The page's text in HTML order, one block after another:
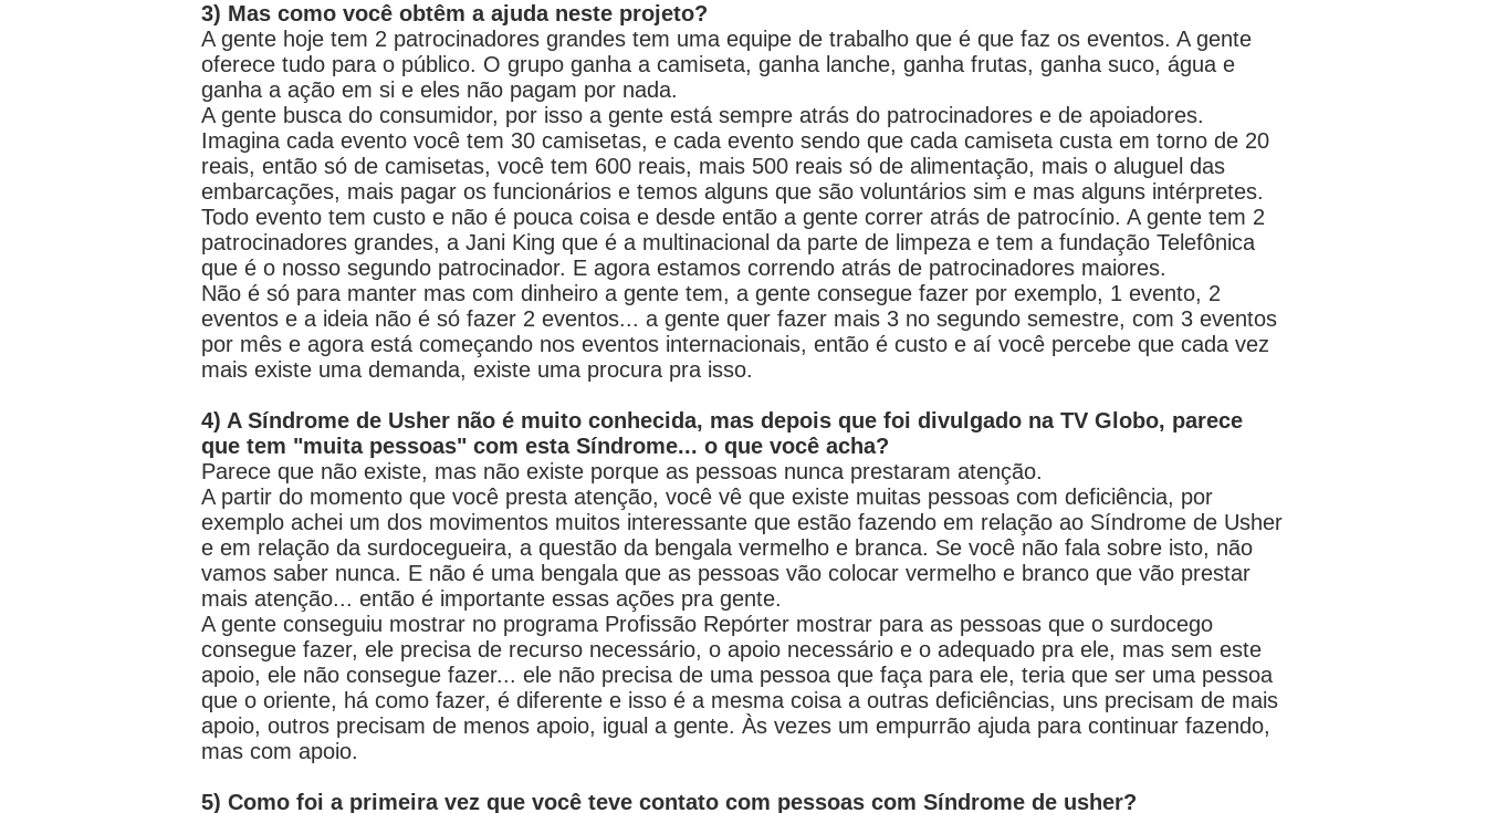
3) Mas como você obtêm a ajuda neste projeto?
A gente hoje tem 2 patrocinadores grandes tem uma equipe de trabalho que é que faz os eventos. A gente
oferece tudo para o público. O grupo ganha a camiseta, ganha lanche, ganha frutas, ganha suco, água e
ganha a ação em si e eles não pagam por nada.
A gente busca do consumidor, por isso a gente está sempre atrás do patrocinadores e de apoiadores.
Imagina cada evento você tem 30 camisetas, e cada evento sendo que cada camiseta custa em torno de 20
reais, então só de camisetas, você tem 600 reais, mais 500 reais só de alimentação, mais o aluguel das
embarcações, mais pagar os funcionários e temos alguns que são voluntários sim e mas alguns intérpretes.
Todo evento tem custo e não é pouca coisa e desde então a gente correr atrás de patrocínio. A gente tem 2
patrocinadores grandes, a Jani King que é a multinacional da parte de limpeza e tem a fundação Telefônica
que é o nosso segundo patrocinador. E agora estamos correndo atrás de patrocinadores maiores.
Não é só para manter mas com dinheiro a gente tem, a gente consegue fazer por exemplo, 1 evento, 2
eventos e a ideia não é só fazer 2 eventos... a gente quer fazer mais 3 no segundo semestre, com 3 eventos
por mês e agora está começando nos eventos internacionais, então é custo e aí você percebe que cada vez
mais existe uma demanda, existe uma procura pra isso.
4) A Síndrome de Usher não é muito conhecida, mas depois que foi divulgado na TV Globo, parece
que tem "muita pessoas" com esta Síndrome... o que você acha?
Parece que não existe, mas não existe porque as pessoas nunca prestaram atenção.
A partir do momento que você presta atenção, você vê que existe muitas pessoas com deficiência, por
exemplo achei um dos movimentos muitos interessante que estão fazendo em relação ao Síndrome de Usher
e em relação da surdocegueira, a questão da bengala vermelho e branca. Se você não fala sobre isto, não
vamos saber nunca. E não é uma bengala que as pessoas vão colocar vermelho e branco que vão prestar
mais atenção... então é importante essas ações pra gente.
A gente conseguiu mostrar no programa Profissão Repórter mostrar para as pessoas que o surdocego
consegue fazer, ele precisa de recurso necessário, o apoio necessário e o adequado pra ele, mas sem este
apoio, ele não consegue fazer... ele não precisa de uma pessoa que faça para ele, teria que ser uma pessoa
que o oriente, há como fazer, é diferente e isso é a mesma coisa a outras deficiências, uns precisam de mais
apoio, outros precisam de menos apoio, igual a gente. Às vezes um empurrão ajuda para continuar fazendo,
mas com apoio.
5) Como foi a primeira vez que você teve contato com pessoas com Síndrome de usher?